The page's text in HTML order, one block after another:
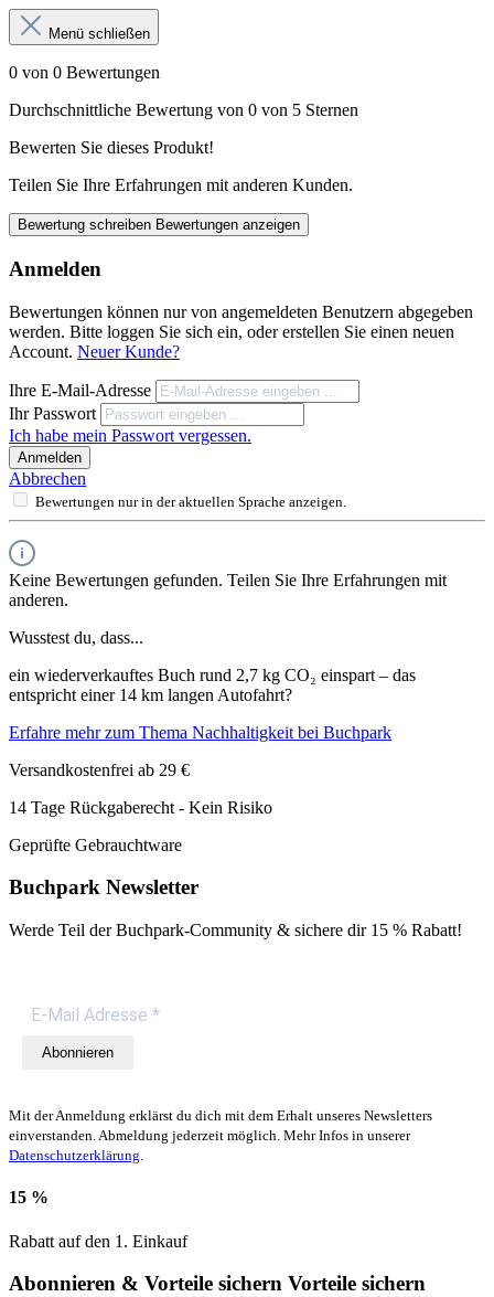
Menü schließen
0 von 0 Bewertungen
Durchschnittliche Bewertung von 0 von 5 Sternen
Bewerten Sie dieses Produkt!
Teilen Sie Ihre Erfahrungen mit anderen Kunden.
Bewertung schreiben Bewertungen anzeigen
Anmelden
Bewertungen können nur von angemeldeten Benutzern abgegeben
werden. Bitte loggen Sie sich ein, oder erstellen Sie einen neuen
Account. Neuer Kunde?
Ihre E-Mail-Adresse
Ihr Passwort
Ich habe mein Passwort vergessen.
Anmelden
Abbrechen
Bewertungen nur in der aktuellen Sprache anzeigen.
Keine Bewertungen gefunden. Teilen Sie Ihre Erfahrungen mit
anderen.
Wusstest du, dass...
ein wiederverkauftes Buch rund 2,7 kg CO₂ einspart – das
entspricht einer 14 km langen Autofahrt?
Erfahre mehr zum Thema Nachhaltigkeit bei Buchpark
Versandkostenfrei ab 29 €
14 Tage Rückgaberecht - Kein Risiko
Geprüfte Gebrauchtware
Buchpark Newsletter
Werde Teil der Buchpark-Community & sichere dir 15 % Rabatt!
Abonnieren
Mit der Anmeldung erklärst du dich mit dem Erhalt unseres Newsletters
einverstanden. Abmeldung jederzeit möglich. Mehr Infos in unserer
Datenschutzerklärung.
15 %
Rabatt auf den 1. Einkauf
Abonnieren & Vorteile sichern Vorteile sichern